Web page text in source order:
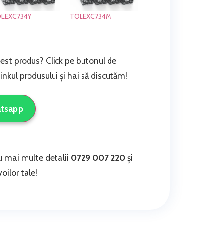
TOLEXC734M
produs? Click pe butonul de
produsului și hai să discutăm!
mai multe detalii 0729 007 220și
tale!